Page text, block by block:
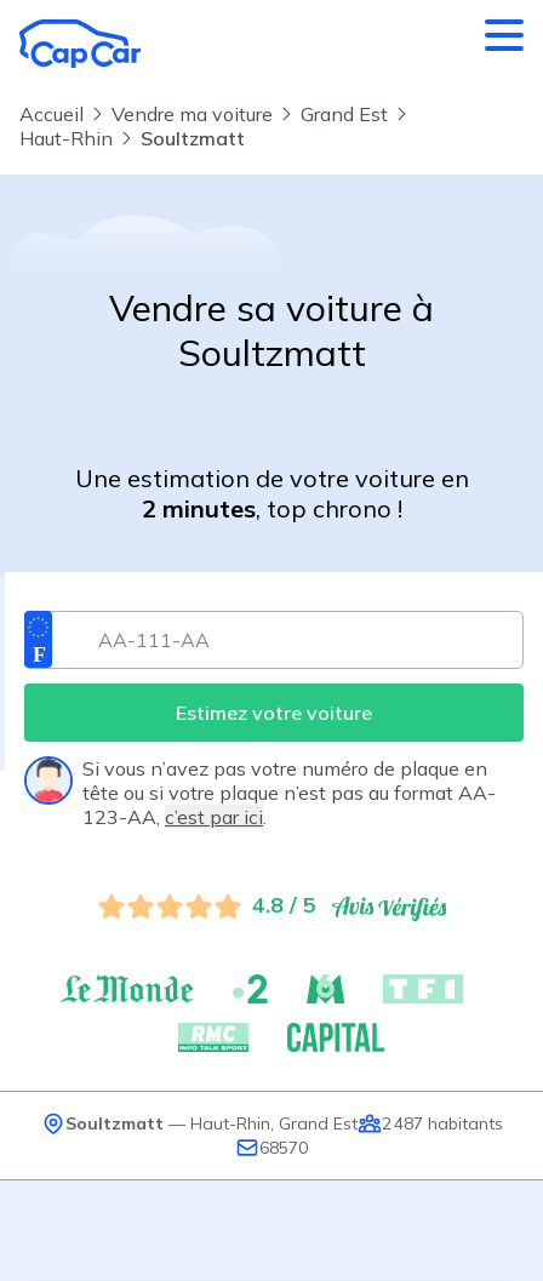
Accueil Vendre ma voiture
Grand Est
Haut-Rhin
Soultzmatt
Vendre sa voiture à
Soultzmatt
Une estimation de votre voiture en
2 minutes, top chrono !
Estimez votre voiture
Si vous n’avez pas votre numéro de plaque en
tête ou si votre plaque n’est pas au format AA-
123-AA, c’est par ici
4.8 / 5
Soultzmatt — Haut-Rhin Grand Est 2 487 habitants
68570